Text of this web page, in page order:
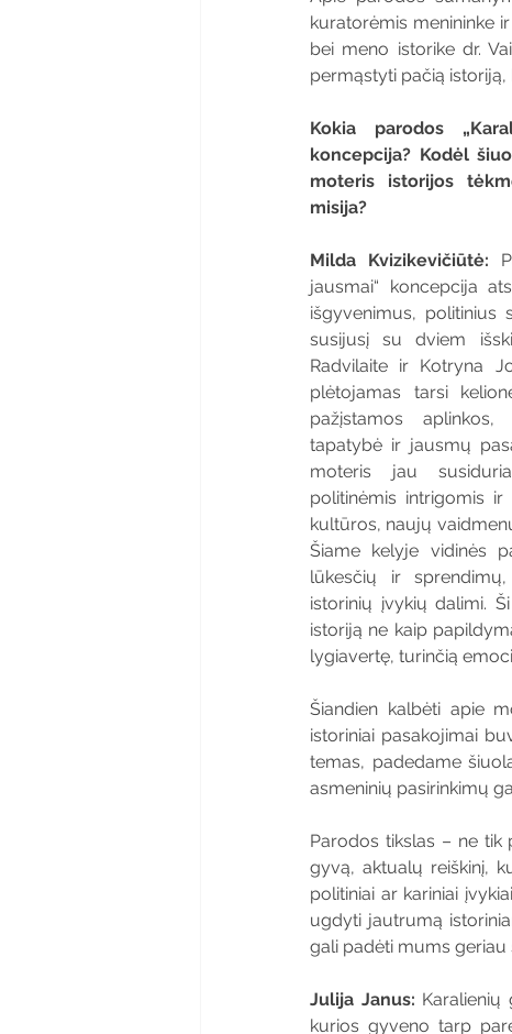
kuratorėmis menininke
bei meno istorike dr.
permąstyti pačią
Kokia parodos
koncepcija? Kodėl
moteris istorijos
misija?
Milda Kvizikevičiūtė:
jausmai“ koncepcija
išgyvenimus, politinius
susijusį su dviem
Radvilaite ir Kotryna
plėtojamas tarsi
pažįstamos
tapatybė ir jausmų
moteris jau
politinėmis intrigomis
kultūros, naujų
Šiame kelyje vidinės
lūkesčių ir
istorinių įvykių dalimi.
istoriją ne kaip
lygiavertę, turinčią
Šiandien kalbėti apie
istoriniai pasakojimai
temas, padedame
asmeninių pasirinkimų
Parodos tikslas – ne tik
gyvą, aktualų reiškinį,
politiniai ar kariniai
ugdyti jautrumą
gali padėti mums geriau
Julija Janus: Karalienių
kurios gyveno tarp